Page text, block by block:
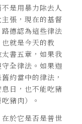
是用暴力除去人
張，現在的基督
德認為這些律法
就是今天的教
書五章，如果我
全律法。如果迦
約當中的律法，
日，也不能吃豬
豬肉）。
於它是否是普世